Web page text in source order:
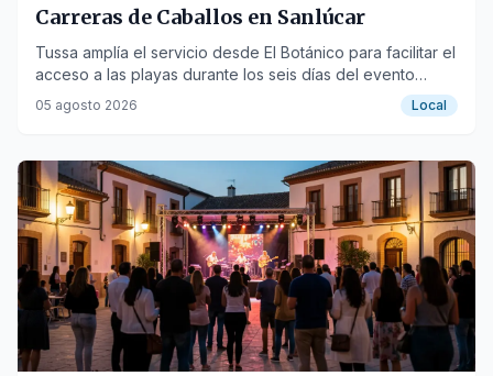
Carreras de Caballos en Sanlúcar
Tussa amplía el servicio desde El Botánico para facilitar el
acceso a las playas durante los seis días del evento
hípico.
05 agosto 2026 Local